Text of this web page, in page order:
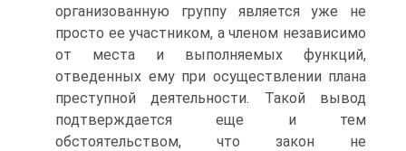
организованную группу является уже не
просто ее участником, а членом независимо
от места и выполняемых функций,
отведенных ему при осуществлении плана
преступной деятельности. Такой вывод
подтверждается еще и тем
обстоятельством, что закон не